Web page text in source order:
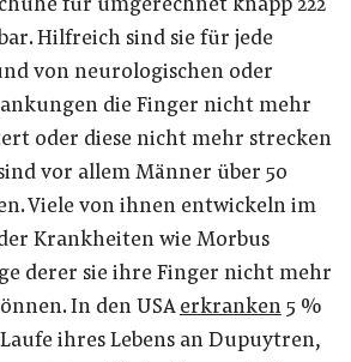
für umgerechnet knapp 222
Hilfreich sind sie für jede
von neurologischen oder
die Finger nicht mehr
oder diese nicht mehr strecken
vor allem Männer über 50
Viele von ihnen entwickeln im
Krankheiten wie Morbus
derer sie ihre Finger nicht mehr
In den USA erkranken5 %
ihres Lebens an Dupuytren,